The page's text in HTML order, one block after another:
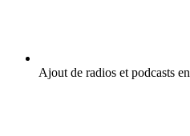
Ajout de radios et podcasts